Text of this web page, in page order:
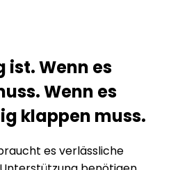
ist. Wenn es
Wenn es
klappen muss.
es verlässliche